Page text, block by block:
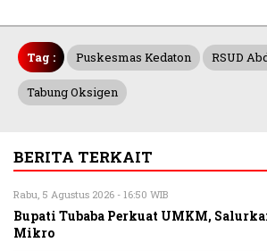
Tag : Puskesmas Kedaton RSUD
Tabung Oksigen
BERITA TERKAIT
Rabu, 5 Agustus 2026 - 16:50 WIB
Bupati Tubaba Perkuat UMKM,
Mikro